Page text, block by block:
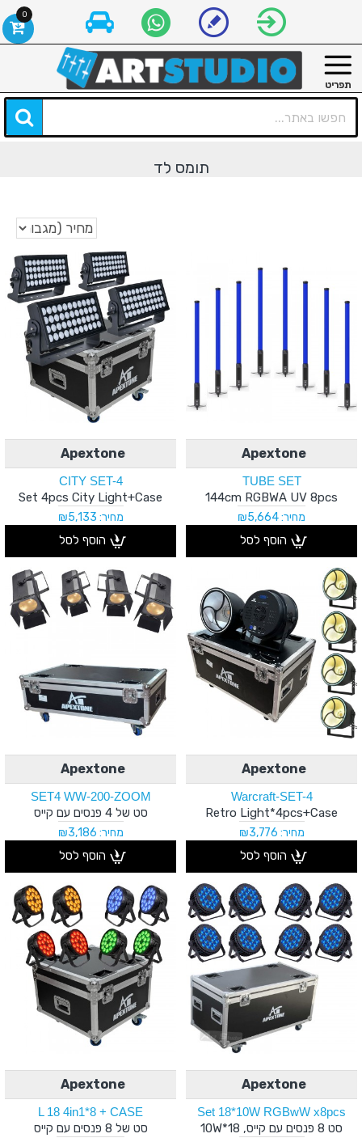
תומס לד
Apextone
TUBE SET
144cm RGBWA UV 8pcs
מחיר: ₪5,664
הוסף לסל
Apextone
CITY SET-4
Set 4pcs City Light+Case
מחיר: ₪5,133
הוסף לסל
Apextone
Warcraft-SET-4
Retro Light*4pcs+Case
מחיר: ₪3,776
הוסף לסל
Apextone
SET4 WW-200-ZOOM
סט של 4 פנסים עם קייס
מחיר: ₪3,186
הוסף לסל
Apextone
Set 18*10W RGBwW x8pcs
סט 8 פנסים עם קייס, 18*10W
Apextone
L 18 4in1*8 + CASE
סט של 8 פנסים עם קייס
0